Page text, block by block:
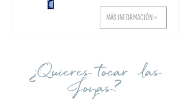
MÁS INFORMACIÓN >
¿Quieres tocar las
Joyas?